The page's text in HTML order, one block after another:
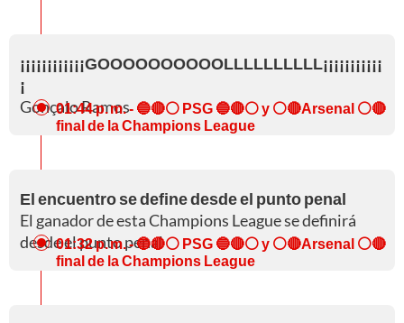
¡¡¡¡¡¡¡¡¡¡¡¡GOOOOOOOOOOLLLLLLLLLL¡¡¡¡¡¡¡¡¡¡¡
¡
Gonçalo Ramos
01:44 p. m.- 🔵🔴⚪ PSG 🔵🔴⚪ y ⚪🔴Arsenal ⚪🔴
final de la Champions League
El encuentro se define desde el punto penal
El ganador de esta Champions League se definirá
desde el punto penal
01:32 p. m.- 🔵🔴⚪ PSG 🔵🔴⚪ y ⚪🔴Arsenal ⚪🔴
final de la Champions League